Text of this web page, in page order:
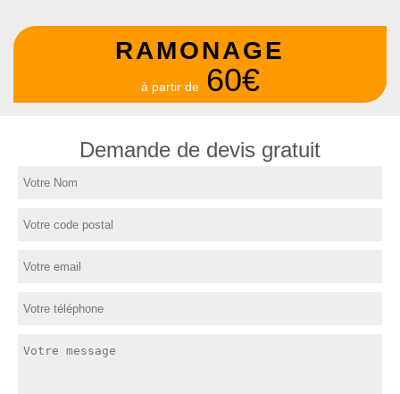
RAMONAGE
à partir de 60€
Demande de devis gratuit